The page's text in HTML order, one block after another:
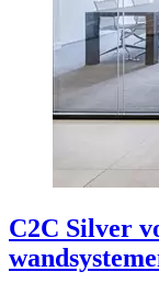
C2C Silver